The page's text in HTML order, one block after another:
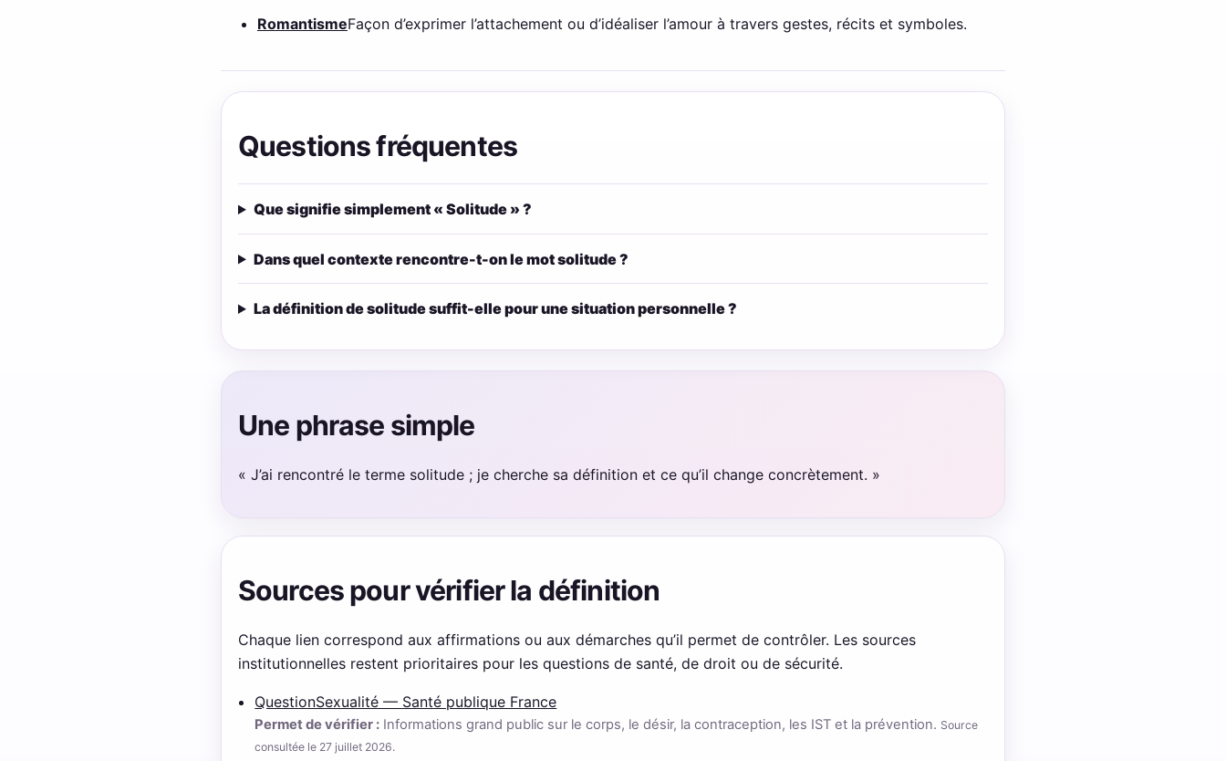
RomantismeFaçon d’exprimer l’attachement ou d’idéaliser l’amour à travers gestes, récits et symboles.
Questions fréquentes
Que signifie simplement « Solitude » ?
Dans quel contexte rencontre-t-on le mot solitude ?
La définition de solitude suffit-elle pour une situation personnelle ?
Une phrase simple
« J’ai rencontré le terme solitude ; je cherche sa définition et ce qu’il change concrètement. »
Sources pour vérifier la définition
Chaque lien correspond aux affirmations ou aux démarches qu’il permet de contrôler. Les sources
institutionnelles restent prioritaires pour les questions de santé, de droit ou de sécurité.
QuestionSexualité — Santé publique France
Permet de vérifier : Informations grand public sur le corps, le désir, la contraception, les IST et la prévention. Source
consultée le 27 juillet 2026.